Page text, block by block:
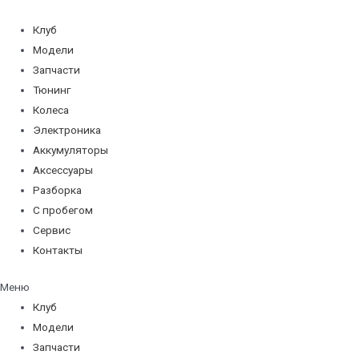
содержимому
Клуб
Модели
Запчасти
Тюнинг
Колеса
Электроника
Аккумуляторы
Аксессуары
Разборка
С пробегом
Сервис
Контакты
Меню
Клуб
Модели
Запчасти